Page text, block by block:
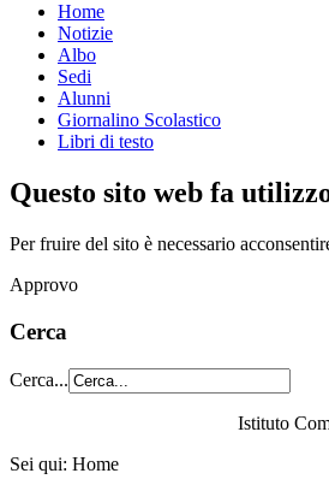
Home
Notizie
Albo
Sedi
Alunni
Giornalino Scolastico
Libri di testo
Questo sito web fa
Per fruire del sito è necessario
Approvo
Cerca
Cerca...
Istituto
Sei qui: Home